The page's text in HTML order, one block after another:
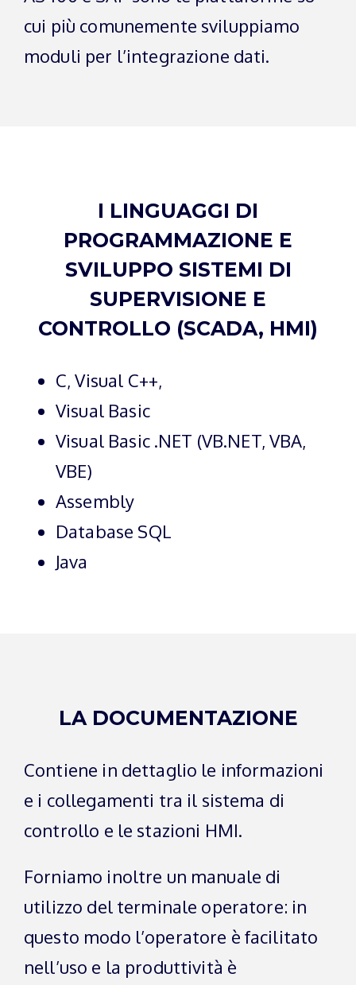
cui più comunemente sviluppiamo
moduli per l’integrazione dati.
I LINGUAGGI DI
PROGRAMMAZIONE E
SVILUPPO SISTEMI DI
SUPERVISIONE E
CONTROLLO (SCADA, HMI)
C, Visual C++,
Visual Basic
Visual Basic .NET (VB.NET, VBA,
VBE)
Assembly
Database SQL
Java
LA DOCUMENTAZIONE
Contiene in dettaglio le informazioni
e i collegamenti tra il sistema di
controllo e le stazioni HMI.
Forniamo inoltre un manuale di
utilizzo del terminale operatore: in
questo modo l’operatore è facilitato
nell’uso e la produttività è